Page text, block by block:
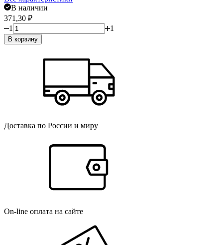
В наличии
371,30 ₽
1
1
В корзину
Доставка по России и миру
On-line оплата на сайте